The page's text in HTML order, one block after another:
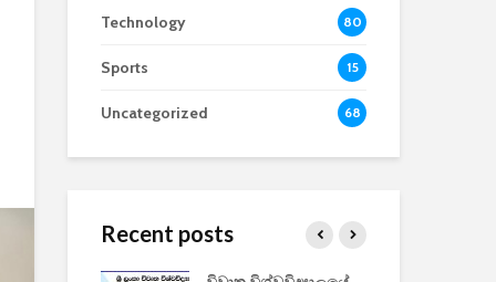
Technology 80
Sports 15
Uncategorized 68
Recent posts